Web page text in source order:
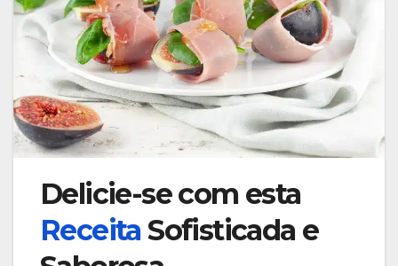
Delicie-se com esta
Receita Sofisticada e